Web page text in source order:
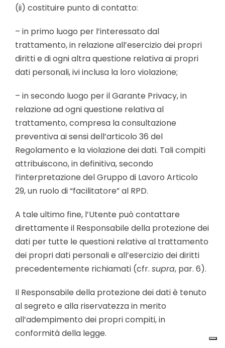
(ii) costituire punto di contatto:
– in primo luogo per l’interessato dal
trattamento, in relazione all’esercizio dei propri
diritti e di ogni altra questione relativa ai propri
dati personali, ivi inclusa la loro violazione;
– in secondo luogo per il Garante Privacy, in
relazione ad ogni questione relativa al
trattamento, compresa la consultazione
preventiva ai sensi dell’articolo 36 del
Regolamento e la violazione dei dati. Tali compiti
attribuiscono, in definitiva, secondo
l’interpretazione del Gruppo di Lavoro Articolo
29, un ruolo di “facilitatore” al RPD.
A tale ultimo fine, l’Utente può contattare
direttamente il Responsabile della protezione dei
dati per tutte le questioni relative al trattamento
dei propri dati personali e all’esercizio dei diritti
precedentemente richiamati (cfr. supra, par. 6).
Il Responsabile della protezione dei dati è tenuto
al segreto e alla riservatezza in merito
all’adempimento dei propri compiti, in
conformità della legge.